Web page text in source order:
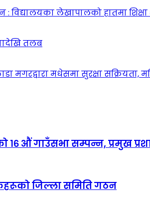
: विद्यालयका लेखापालको हातमा
तलब
मगरद्वारा मधेसमा सुरक्षा
१६ औं गाउँसभा सम्पन्न, प्रमुख
जिल्ला समिति गठन